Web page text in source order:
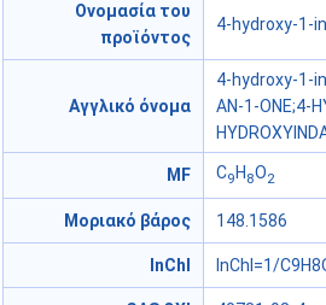
Ονομασία του
προϊόντος
4-hydroxy-1-
Αγγλικό όνομα
4-hydroxy-1-
AN-1-ONE;4-
MF C9 H 8O2
Μοριακό βάρος 148.1586
InChI InChI=1/